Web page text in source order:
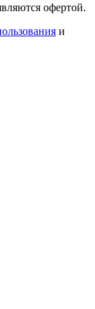
офертой.
и